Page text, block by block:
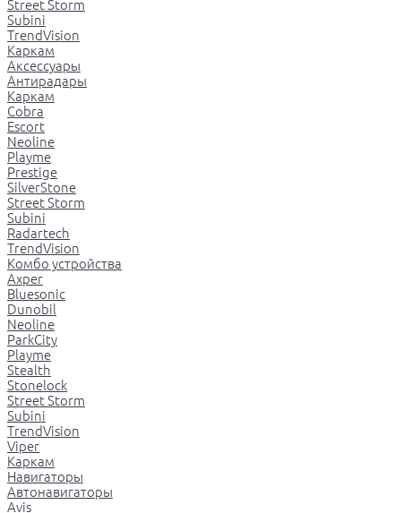
Street Storm
Subini
TrendVision
Каркам
Аксессуары
Антирадары
Каркам
Cobra
Escort
Neoline
Playme
Prestige
SilverStone
Street Storm
Subini
Radartech
TrendVision
Комбо устройства
Axper
Bluesonic
Dunobil
Neoline
ParkCity
Playme
Stealth
Stonelock
Street Storm
Subini
TrendVision
Viper
Каркам
Навигаторы
Автонавигаторы
Avis